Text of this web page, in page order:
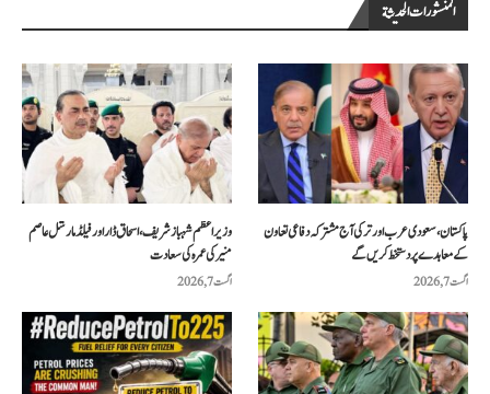
المنشورات الحديثة
وزیراعظم شہباز شریف، اسحاق ڈار اور فیلڈ مارشل عاصم
منیر کی عمرہ کی سعادت
اگست 7, 2026
پاکستان، سعودی عرب اور ترکی آج مشترکہ دفاعی تعاون
کے معاہدے پر دستخط کریں گے
اگست 7, 2026